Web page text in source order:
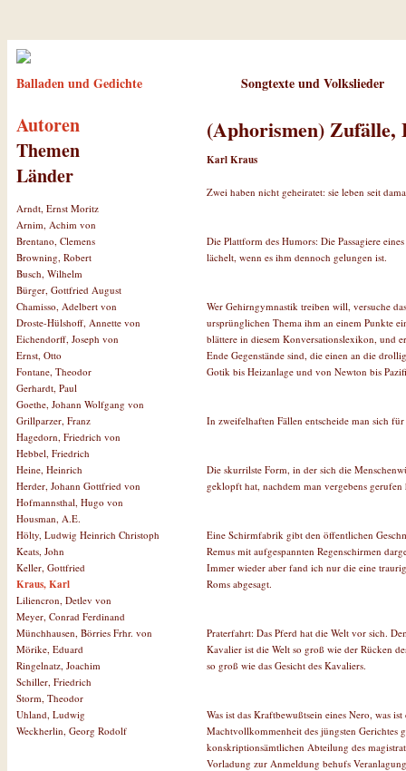
Balladen und Gedichte Songtexte und Volkslieder
Autoren
Themen
Länder
Arndt, Ernst Moritz
Arnim, Achim von
Brentano, Clemens
Browning, Robert
Busch, Wilhelm
Bürger, Gottfried August
Chamisso, Adelbert von
Droste-Hülshoff, Annette von
Eichendorff, Joseph von
Ernst, Otto
Fontane, Theodor
Gerhardt, Paul
Goethe, Johann Wolfgang von
Grillparzer, Franz
Hagedorn, Friedrich von
Hebbel, Friedrich
Heine, Heinrich
Herder, Johann Gottfried von
Hofmannsthal, Hugo von
Housman, A.E.
Hölty, Ludwig Heinrich Christoph
Keats, John
Keller, Gottfried
Kraus, Karl
Liliencron, Detlev von
Meyer, Conrad Ferdinand
Münchhausen, Börries Frhr. von
Mörike, Eduard
Ringelnatz, Joachim
Schiller, Friedrich
Storm, Theodor
Uhland, Ludwig
Weckherlin, Georg Rodolf
(Aphorismen) Zufälle,
Karl Kraus
Zwei haben nicht geheiratet: sie leben seit
Die Plattform des Humors: Die Passagiere
lächelt, wenn es ihm dennoch gelungen ist.
Wer Gehirngymnastik treiben will, versuche
ursprünglichen Thema ihm an einem Punkte
blättere in diesem Konversationslexikon, und
Ende Gegenstände sind, die einen an die
Gotik bis Heizanlage und von Newton bis
In zweifelhaften Fällen entscheide man sich
Die skurrilste Form, in der sich die
geklopft hat, nachdem man vergebens gerufen
Eine Schirmfabrik gibt den öffentlichen
Remus mit aufgespannten Regenschirmen
Immer wieder aber fand ich nur die eine
Roms abgesagt.
Praterfahrt: Das Pferd hat die Welt vor sich.
Kavalier ist die Welt so groß wie der Rücken
so groß wie das Gesicht des Kavaliers.
Was ist das Kraftbewußtsein eines Nero, was
Machtvollkommenheit des jüngsten Gerichtes
konskriptionsämtlichen Abteilung des
Vorladung zur Anmeldung behufs